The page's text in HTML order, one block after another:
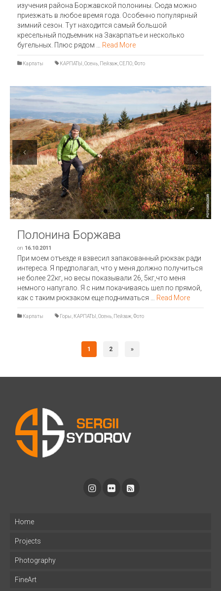
изучения района Боржавской полонины. Сюда можно
приезжать в любое время года. Особенно популярный
зимний сезон. Тут находится самый большой
кресельный подъемник на Закарпатье и несколько
бугельных. Плюс рядом … Read More
Карпаты КАРПАТЫ Осень Пейзаж СЕЛО Фото
Previous Next
Полонина Боржава
on 16.10.2011
При моем отъезде я взвесил запакованный рюкзак ради
интереса. Я предполагал, что у меня должно получиться
не более 22кг, но весы показывали 26, 5кг,что меня
немного напугало. Я с ним покачиваясь шел по прямой,
как с таким рюкзаком еще подниматься … Read More
Карпаты Горы, КАРПАТЫ ,Осень, Пейзаж,Фото
1 2 »
Home
Projects
Photography
FineArt